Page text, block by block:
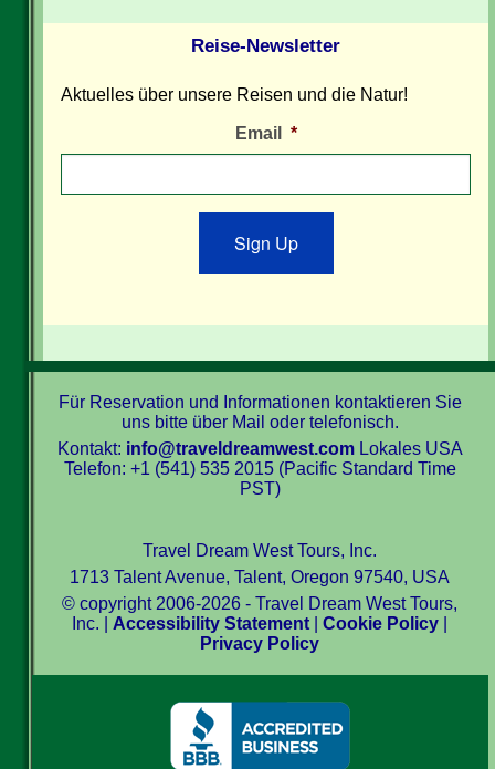
Reise-Newsletter
Aktuelles über unsere Reisen und die Natur!
Email *
Sign Up
Für Reservation und Informationen kontaktieren Sie
uns bitte über Mail oder telefonisch.
Kontakt: info@traveldreamwest.comLokales USA
Telefon: +1 (541) 535 2015 (Pacific Standard Time
PST)
Travel Dream West Tours, Inc.
1713 Talent Avenue, Talent, Oregon 97540, USA
© copyright 2006-2026 - Travel Dream West Tours,
Inc. | Accessibility Statement |Cookie Policy
Privacy Policy